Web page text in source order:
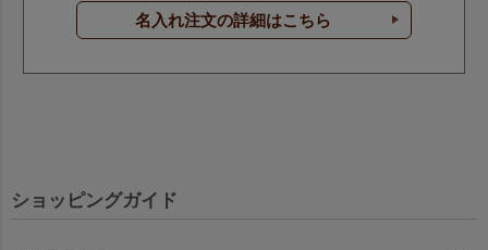
名入れ注文の詳細はこちら
ショッピングガイド